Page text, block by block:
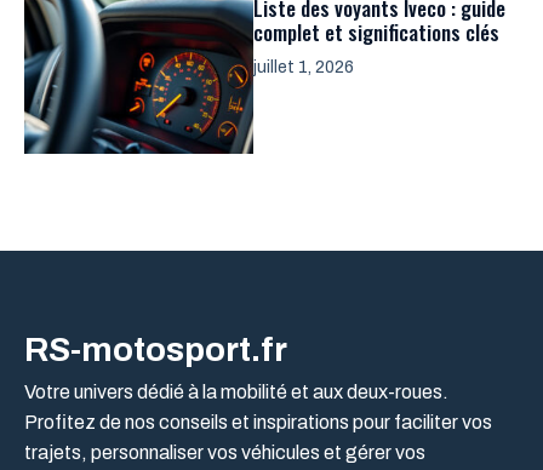
Liste des voyants Iveco : guide
complet et significations clés
juillet 1, 2026
RS-motosport.fr
Votre univers dédié à la mobilité et aux deux-roues.
Profitez de nos conseils et inspirations pour faciliter vos
trajets, personnaliser vos véhicules et gérer vos